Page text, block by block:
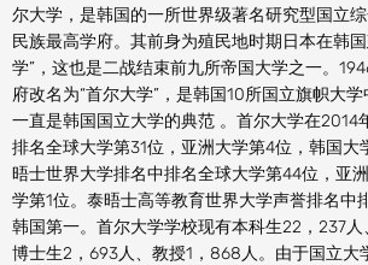
尔大学，是韩国的一所世界级著名研究型国立
民族最高学府。其前身为殖民地时期日本在韩
学”，这也是二战结束前九所帝国大学之一。
府改名为“首尔大学”，是韩国10所国立旗帜大学
一直是韩国国立大学的典范 。首尔大学在2014
排名全球大学第31位，亚洲大学第4位，韩国大
晤士世界大学排名中排名全球大学第44位，亚
学第1位。泰晤士高等教育世界大学声誉排名中
韩国第一。首尔大学学校现有本科生22，237人
博士生2，693人、教授1，868人。由于国立大